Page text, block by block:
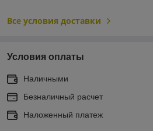
Все условия доставки
Условия оплаты
Наличными
Безналичный расчет
Наложенный платеж